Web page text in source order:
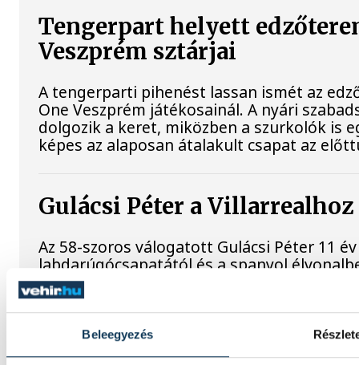
Beleegyezés
Tengerpart helyett
Veszprém sztárjai
A tengerparti pihenést lassan ismét az
One Veszprém játékosainál. A nyári
dolgozik a keret, miközben a szurkolók is
képes az alaposan átalakult csapat az
Gulácsi Péter a
Az 58-szoros válogatott Gulácsi Péter 11
labdarúgócsapatától és a spanyol
Női kézilabda ifjúsági vb: a
döntetlent játszott a